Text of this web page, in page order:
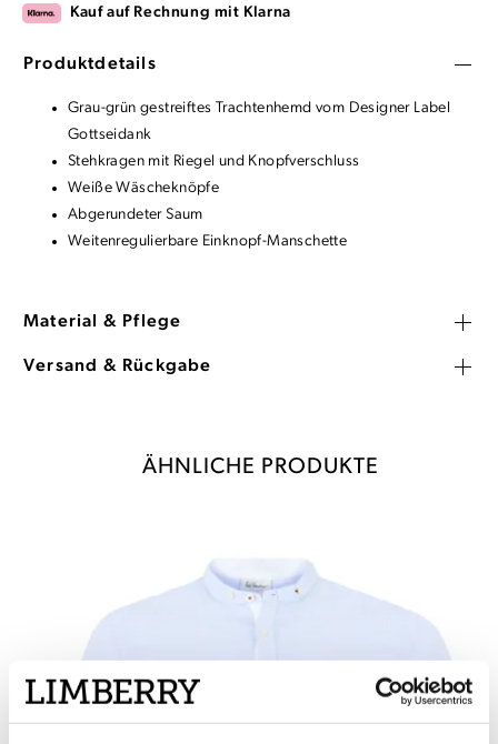
Kauf auf Rechnung mit Klarna
Produktdetails
Grau-grün gestreiftes Trachtenhemd vom Designer Label
Gottseidank
Stehkragen mit Riegel und Knopfverschluss
Weiße Wäscheknöpfe
Abgerundeter Saum
Weitenregulierbare Einknopf-Manschette
Material & Pflege
Versand & Rückgabe
ÄHNLICHE PRODUKTE